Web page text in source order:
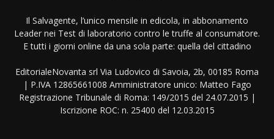
Il Salvagente, l’unico mensile in edicola, in abbonamento
Leader nei Test di laboratorio contro le truffe al consumatore.
E tutti i giorni online da una sola parte: quella del cittadino
EditorialeNovanta srl Via Ludovico di Savoia, 2b, 00185 Roma
| P.IVA 12865661008 Amministratore unico: Matteo Fago
Registrazione Tribunale di Roma: 149/2015 del 24.07.2015 |
Iscrizione ROC: n. 25400 del 12.03.2015